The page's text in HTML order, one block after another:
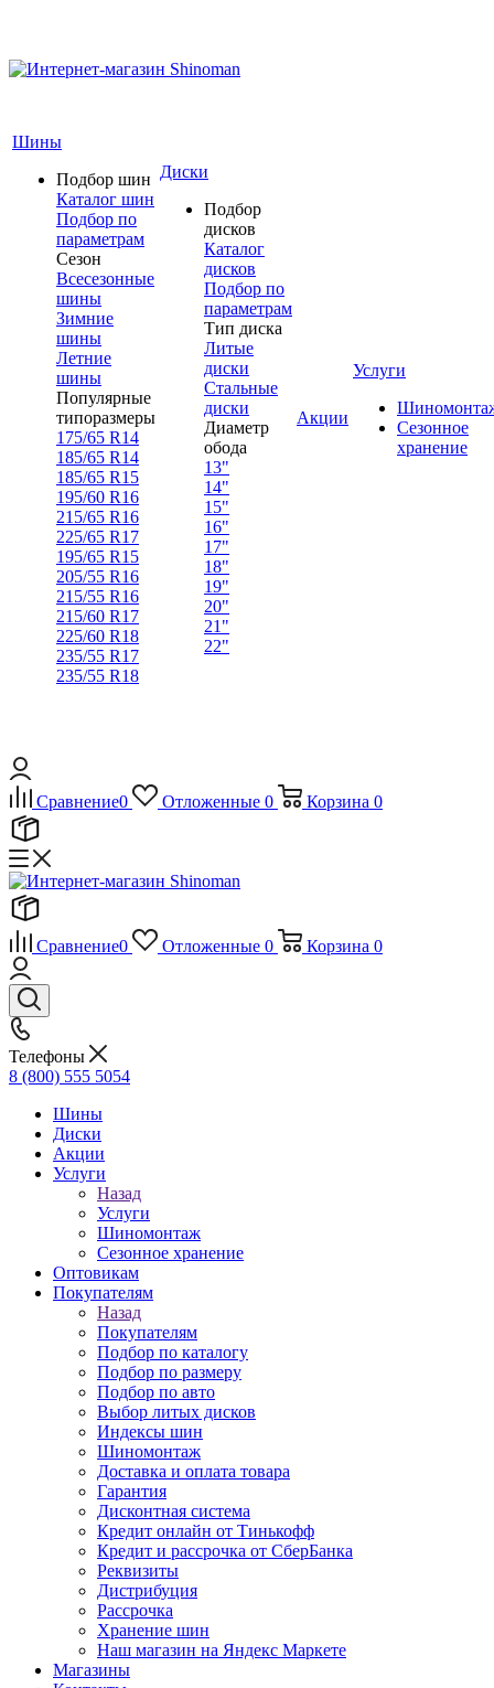
Шины
Подбор шин
Каталог шин
Подбор по
параметрам
Сезон
Всесезонные
шины
Зимние
шины
Летние
шины
Популярные
типоразмеры
175/65 R14
185/65 R14
185/65 R15
195/60 R16
215/65 R16
225/65 R17
195/65 R15
205/55 R16
215/55 R16
215/60 R17
225/60 R18
235/55 R17
235/55 R18
Диски
Подбор
дисков
Каталог
дисков
Подбор по
параметрам
Тип диска
Литые
диски
Стальные
диски
Диаметр
обода
13"
14"
15"
16"
17"
18"
19"
20"
21"
22"
Акции
Услуги
Сезонное
хранение
Сравнение0 Отложенные 0 Корзина 0
Сравнение0 Отложенные 0 Корзина 0
Телефоны
8 (800) 555 5054
Шины
Диски
Акции
Услуги
Назад
Услуги
Шиномонтаж
Сезонное хранение
Оптовикам
Покупателям
Назад
Покупателям
Подбор по каталогу
Подбор по размеру
Подбор по авто
Выбор литых дисков
Индексы шин
Шиномонтаж
Доставка и оплата товара
Гарантия
Дисконтная система
Кредит онлайн от Тинькофф
Кредит и рассрочка от СберБанка
Реквизиты
Дистрибуция
Рассрочка
Хранение шин
Наш магазин на Яндекс Маркете
Магазины